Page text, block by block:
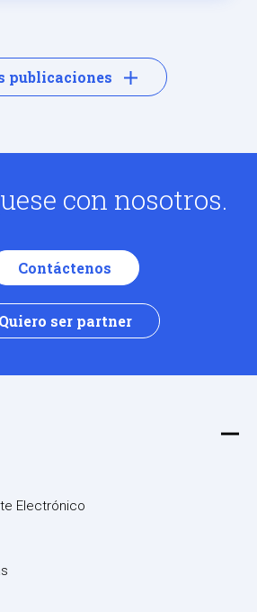
publicaciones
con nosotros.
Contáctenos
Quiero ser partner
Electrónico